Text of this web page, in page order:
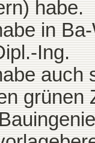
habe.
in
Ing.
auch
grünen